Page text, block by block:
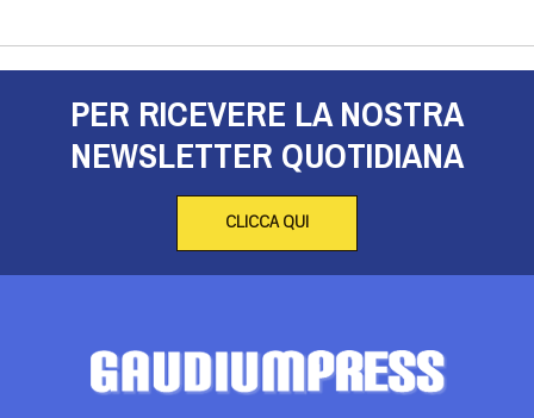
PER RICEVERE LA NOSTRA
NEWSLETTER QUOTIDIANA
CLICCA QUI